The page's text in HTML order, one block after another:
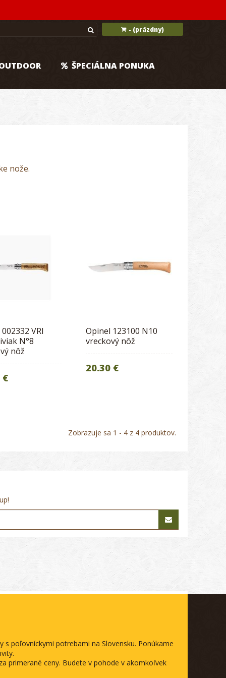
- (prázdny)
ŠPECIÁLNA PONUKA
nože.
VRI
N°8
nôž
€
Opinel 123100 N10
vreckový nôž
20.30 €
Zobrazuje sa 1 - 4 z 4 produktov.
poľovníckymi potrebami na Slovensku. Ponúkame
primerané ceny. Budete v pohode v akomkoľvek